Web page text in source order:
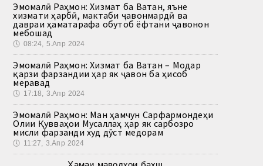
Эмомалӣ Раҳмон: Хизмат ба Ватан, яъне
хизмати ҳарбӣ, мактаби ҷавонмардӣ ва
давраи ҳаматарафа обутоб ёфтани ҷавонон
мебошад
🕔 08:24, 5.Апр 2024
Эмомалӣ Раҳмон: Хизмат ба Ватан – Модар
қарзи фарзандии ҳар як ҷавон ба ҳисоб
меравад
🕔 17:18, 3.Апр 2024
Эмомалӣ Раҳмон: Ман ҳамчун Сарфармондеҳи
Олии Қувваҳои Мусаллаҳ ҳар як сарбозро
мисли фарзанди худ дӯст медорам
🕔 11:27, 3.Апр 2024